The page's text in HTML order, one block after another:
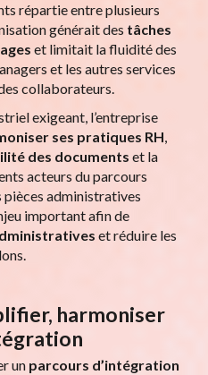
répartie entre plusieurs
générait des tâches
et limitait la fluidité des
et les autres services
collaborateurs.
exigeant, l’entreprise
ses pratiques RH,
des documents et la
acteurs du parcours
pièces administratives
important afin de
et réduire les
harmoniser
un parcours d’intégration